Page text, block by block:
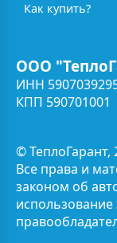
Как купить?
ООО
ИНН
КПП 590701001
© ТеплоГарант,
Все права и
законом об